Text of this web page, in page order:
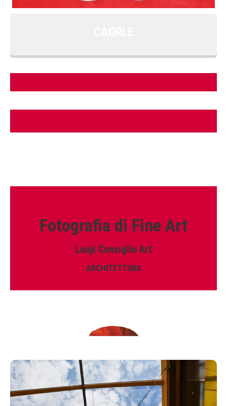
Fotografia di Fine Art
Luigi Consiglio Art
ARCHITETTURA
EXPO non c’è più.